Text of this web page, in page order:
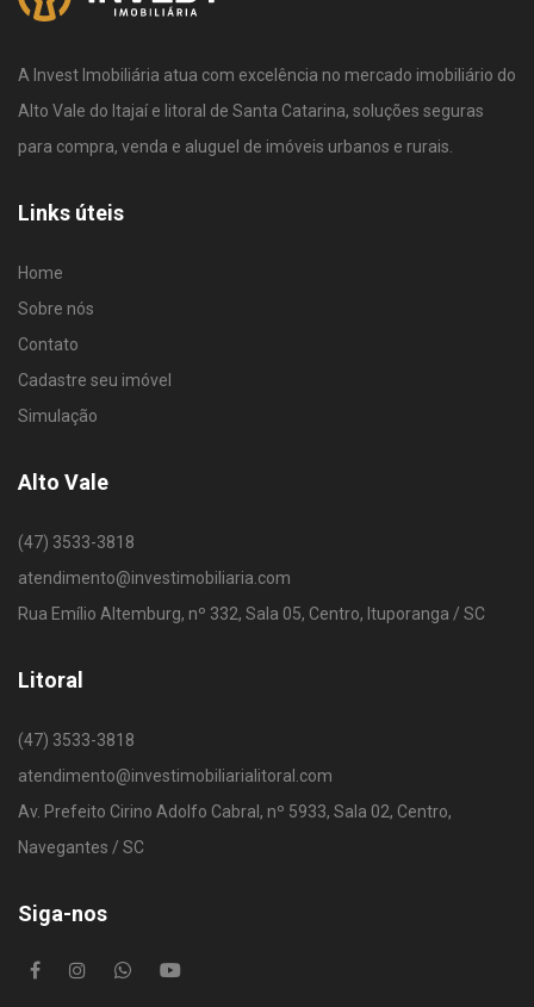
A Invest Imobiliária atua com excelência no mercado imobiliário do
Alto Vale do Itajaí e litoral de Santa Catarina, soluções seguras
para compra, venda e aluguel de imóveis urbanos e rurais.
Links úteis
Home
Sobre nós
Contato
Cadastre seu imóvel
Simulação
Alto Vale
(47) 3533-3818
atendimento@investimobiliaria.com
Rua Emílio Altemburg, nº 332, Sala 05, Centro, Ituporanga / SC
Litoral
(47) 3533-3818
atendimento@investimobiliarialitoral.com
Av. Prefeito Cirino Adolfo Cabral, nº 5933, Sala 02, Centro,
Navegantes / SC
Siga-nos